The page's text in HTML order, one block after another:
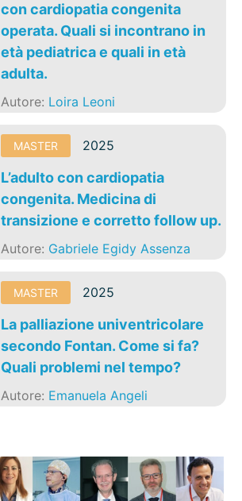
con cardiopatia congenita
operata. Quali si incontrano in
età pediatrica e quali in età
adulta.
Autore: Loira Leoni
MASTER 2025
L’adulto con cardiopatia
congenita. Medicina di
transizione e corretto follow up.
Autore: Gabriele Egidy Assenza
MASTER 2025
La palliazione univentricolare
secondo Fontan. Come si fa?
Quali problemi nel tempo?
Autore: Emanuela Angeli